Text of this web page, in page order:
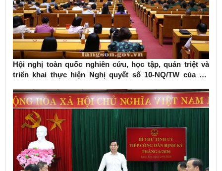
Hội nghị toàn quốc nghiên cứu, học tập, quán triệt và
triển khai thực hiện Nghị quyết số 10-NQ/TW của Bộ